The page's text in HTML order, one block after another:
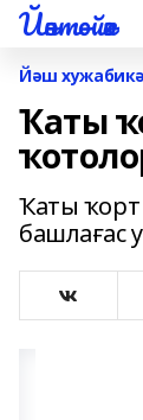
Йәнтөйәк
Йәш
Ҡаты
Ҡаты
башлағас